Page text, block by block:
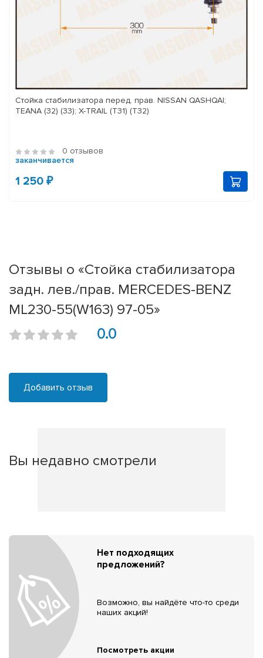
Стойка стабилизатора перед. прав. NISSAN QASHQAI;
TEANA (32) (33); X-TRAIL (T31) (T32)
0 отзывов
заканчивается
1 250 ₽
Отзывы о «Стойка стабилизатора
задн. лев./прав. MERCEDES-BENZ
ML230-55(W163) 97-05»
0.0
Добавить отзыв
Вы недавно смотрели
Нет подходящих
предложений?
Возможно, вы найдёте что-то среди
наших акций!
Посмотреть акции